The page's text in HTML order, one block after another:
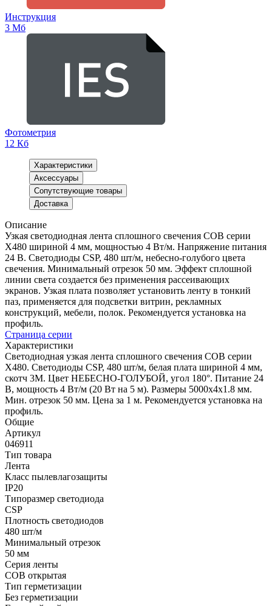
Инструкция
3 Мб
Фотометрия
12 Кб
Характеристики
Аксессуары
Сопутствующие товары
Доставка
Описание
Узкая светодиодная лента сплошного свечения COB серии
X480 шириной 4 мм, мощностью 4 Вт/м. Напряжение питания
24 В. Светодиоды CSP, 480 шт/м, небесно-голубого цвета
свечения. Минимальный отрезок 50 мм. Эффект сплошной
линии света создается без применения рассеивающих
экранов. Узкая плата позволяет установить ленту в тонкий
паз, применяется для подсветки витрин, рекламных
конструкций, мебели, полок. Рекомендуется установка на
профиль.
Страница серии
Характеристики
Светодиодная узкая лента сплошного свечения COB серии
X480. Светодиоды CSP, 480 шт/м, белая плата шириной 4 мм,
скотч 3M. Цвет НЕБЕСНО-ГОЛУБОЙ, угол 180°. Питание 24
В, мощность 4 Вт/м (20 Вт на 5 м). Размеры 5000х4х1.8 мм.
Мин. отрезок 50 мм. Цена за 1 м. Рекомендуется установка на
профиль.
Общие
Артикул
046911
Тип товара
Лента
Класс пылевлагозащиты
IP20
Типоразмер светодиода
CSP
Плотность светодиодов
480 шт/м
Минимальный отрезок
50 мм
Серия ленты
COB открытая
Тип герметизации
Без герметизации